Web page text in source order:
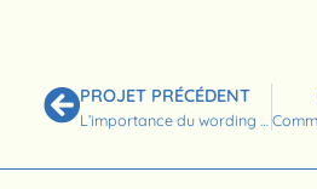
PROJET PRÉCÉDENT
L’importance du wording en social media : l’art de choisir les bons mots